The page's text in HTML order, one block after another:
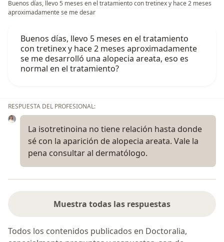
Buenos días, llevo 5 meses en el tratamiento con tretinex y hace 2 meses
aproximadamente se me desar
Buenos días, llevo 5 meses en el tratamiento
con tretinex y hace 2 meses aproximadamente
se me desarrolló una alopecia areata, eso es
normal en el tratamiento?
RESPUESTA DEL PROFESIONAL:
La isotretinoina no tiene relación hasta donde
sé con la aparición de alopecia areata. Vale la
pena consultar al dermatólogo.
Muestra todas las respuestas
Todos los contenidos publicados en Doctoralia,